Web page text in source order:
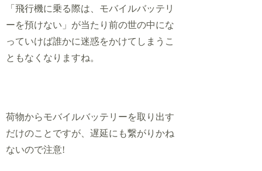
「飛行機に乗る際は、モバイルバッテリ
ーを預けない」が当たり前の世の中にな
っていけば誰かに迷惑をかけてしまうこ
ともなくなりますね。
荷物からモバイルバッテリーを取り出す
だけのことですが、遅延にも繋がりかね
ないので注意!